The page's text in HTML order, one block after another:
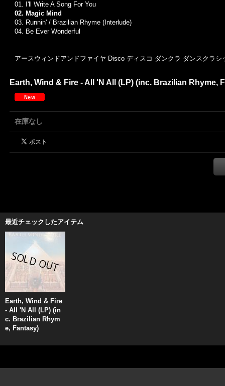
01. I'll Write A Song For You
02. Magic Mind
03. Runnin' / Brazilian Rhyme (Interlude)
04. Be Ever Wonderful
アースウィンドアンドファイヤ Disco ディスコ ダンクラ ダンスクラ
Earth, Wind & Fire - All 'N All (LP) (inc. Brazilian Rhyme,
在庫なし
最近チェックしたアイテム
Earth, Wind & Fire
- All 'N All (LP) (in
c. Brazilian Rhym
e, Fantasy)